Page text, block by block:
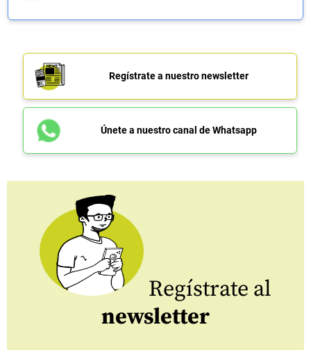
Regístrate a nuestro newsletter
Únete a nuestro canal de Whatsapp
Regístrate al
newsletter